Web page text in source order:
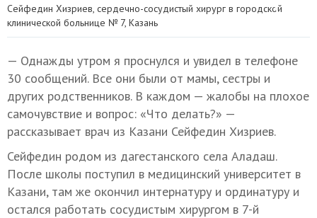
Сейфедин Хизриев, сердечно-сосудистый хирург в городской
клинической больнице № 7, Казань
— Однажды утром я проснулся и увидел в телефоне
30 сообщений. Все они были от мамы, сестры и
других родственников. В каждом — жалобы на плохое
самочувствие и вопрос: «Что делать?» —
рассказывает врач из Казани Сейфедин Хизриев.
Сейфедин родом из дагестанского села Аладаш.
После школы поступил в медицинский университет в
Казани, там же окончил интернатуру и ординатуру и
остался работать сосудистым хирургом в 7-й